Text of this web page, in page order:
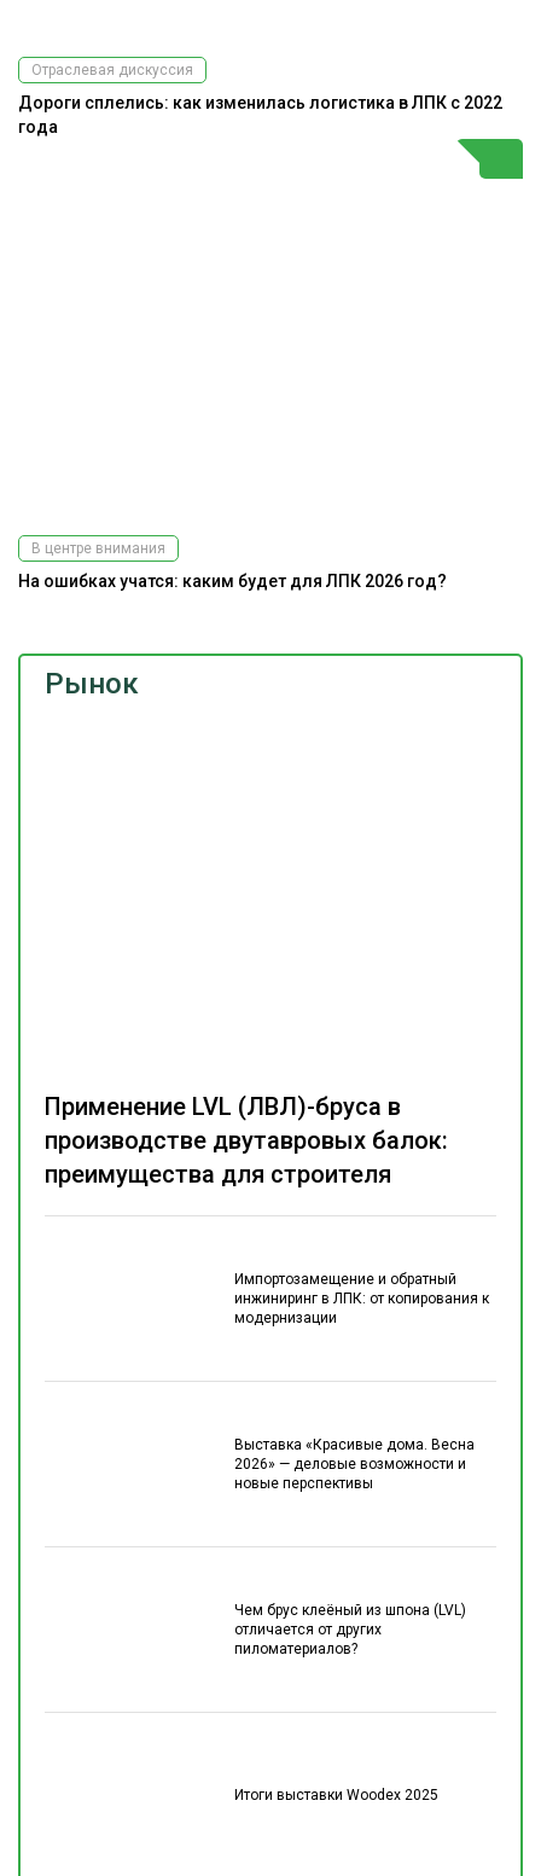
Рынок
Импортозамещение и обратный
инжиниринг в ЛПК: от копирования к
модернизации
Выставка «Красивые дома. Весна
2026» — деловые возможности и
новые перспективы
Чем брус клеёный из шпона (LVL)
отличается от других
пиломатериалов?
Итоги выставки Woodex 2025
Применение LVL (ЛВЛ)-бруса в
производстве двутавровых балок:
преимущества для строителя
Отраслевая дискуссия
Дороги сплелись: как изменилась логистика в ЛПК с 2022
года
В центре внимания
На ошибках учатся: каким будет для ЛПК 2026 год?